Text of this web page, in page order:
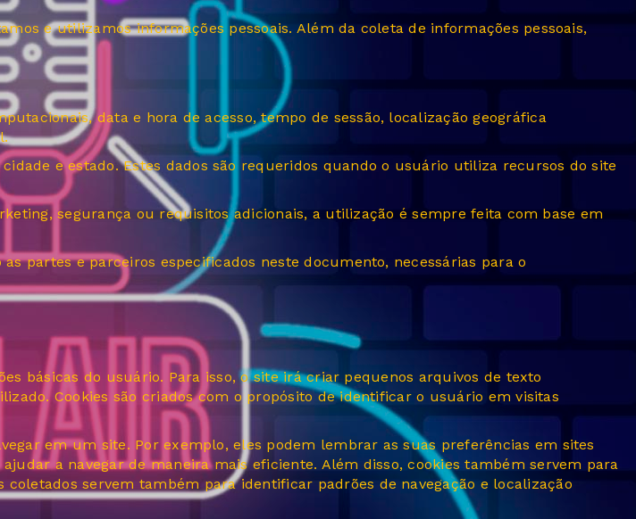
e utilizamos informações pessoais. Além da coleta de informações pessoais,
data e hora de acesso, tempo de sessão, localização geográfica
e estado. Estes dados são requeridos quando o usuário utiliza recursos do site
segurança ou requisitos adicionais, a utilização é sempre feita com base em
partes e parceiros especificados neste documento, necessárias para o
básicas do usuário. Para isso, o site irá criar pequenos arquivos de texto
Cookies são criados com o propósito de identificar o usuário em visitas
em um site. Por exemplo, eles podem lembrar as suas preferências em sites
a navegar de maneira mais eficiente. Além disso, cookies também servem para
servem também para identificar padrões de navegação e localização